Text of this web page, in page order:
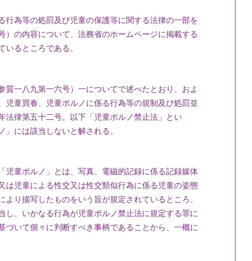
行為等の処罰及び児童の保護等に関する法律の一部を
）の内容について、法務省のホームページに掲載する
るところである。
質一八九第一六号）一についてで述べたとおり、およ
児童買春、児童ポルノに係る行為等の規制及び処罰並
法律第五十二号。以下「児童ポルノ禁止法」とい
には該当しないと解される。
児童ポルノ」とは、写真、電磁的記録に係る記録媒体
は児童による性交又は性交類似行為に係る児童の姿態
り描写したものをいう旨が規定されているところ、
し、いかなる行為が児童ポルノ禁止法に規定する罪に
づいて個々に判断すべき事柄であることから、一概に